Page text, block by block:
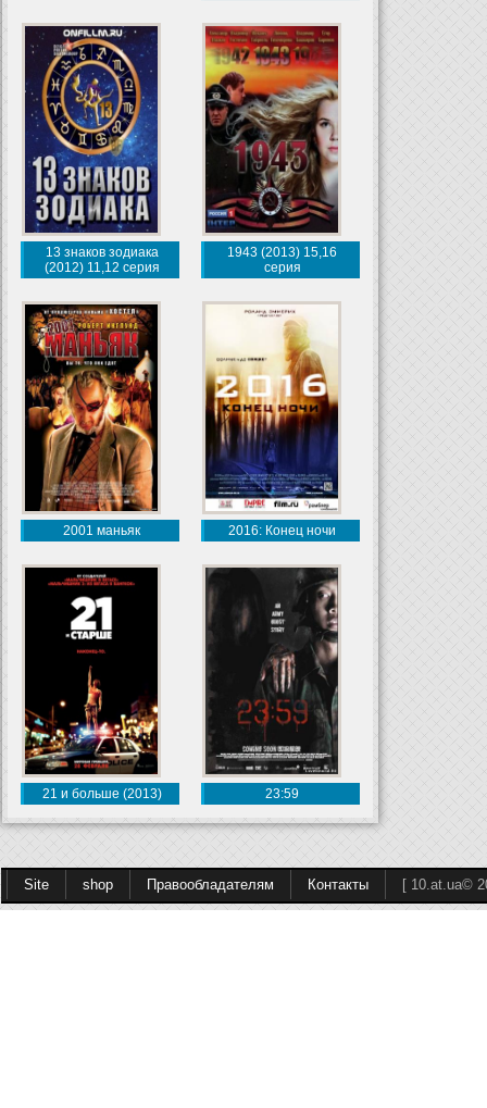
13 знаков зодиака
(2012) 11,12 серия
1943 (2013) 15,16
серия
2001 маньяк 2016: Конец ночи
21 и больше (2013) 23:59
Site shop Правообладателям Контакты [ 10.at.ua©